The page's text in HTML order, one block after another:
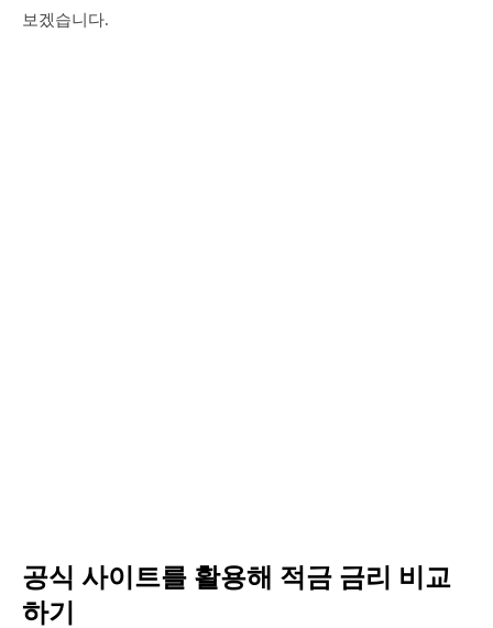
보겠습니다.
공식 사이트를 활용해 적금 금리 비교
하기